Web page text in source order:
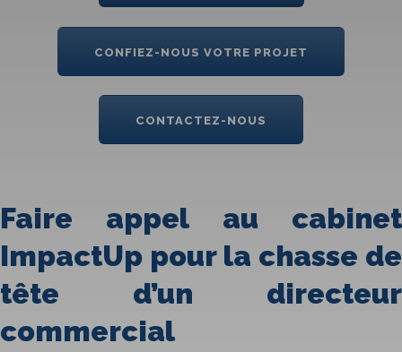
CONFIEZ-NOUS VOTRE PROJET
CONTACTEZ-NOUS
Faire appel au cabinet
ImpactUp pour la chasse de
tête d’un directeur
commercial